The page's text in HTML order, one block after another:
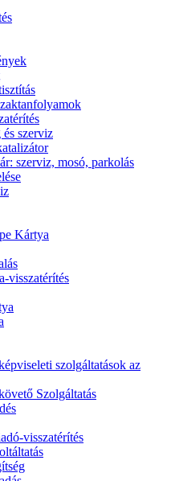
szerviz
szerviz, mosó, parkolás
Kártya
visszatérítés
szolgáltatások az
Szolgáltatás
visszatérítés